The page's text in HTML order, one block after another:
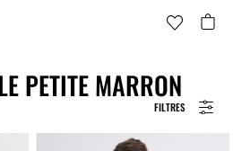
FILTRES
PETITE MARRON